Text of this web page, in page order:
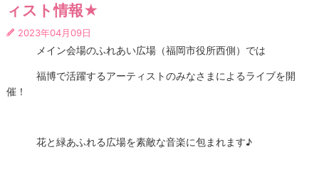
ィスト情報★
2023年04月09日
メイン会場のふれあい広場（福岡市役所西側）では
福博で活躍するアーティストのみなさまによるライブを開
催！
花と緑あふれる広場を素敵な音楽に包まれます♪